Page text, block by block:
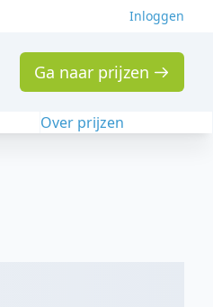
Inloggen
Ga naar prijzen
Over prijzen